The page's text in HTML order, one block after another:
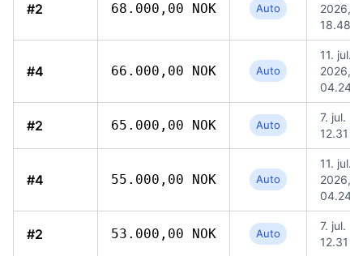
#2 68.000,00 NOK Auto
2026,
18.48
#4 66.000,00 NOK Auto
11. jul.
2026,
04.24
#2 65.000,00 NOK Auto
7. jul.
12.31
#4 55.000,00 NOK Auto
11. jul.
2026,
04.24
#2 53.000,00 NOK Auto
7. jul.
12.31